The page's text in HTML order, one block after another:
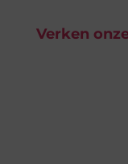
Verken